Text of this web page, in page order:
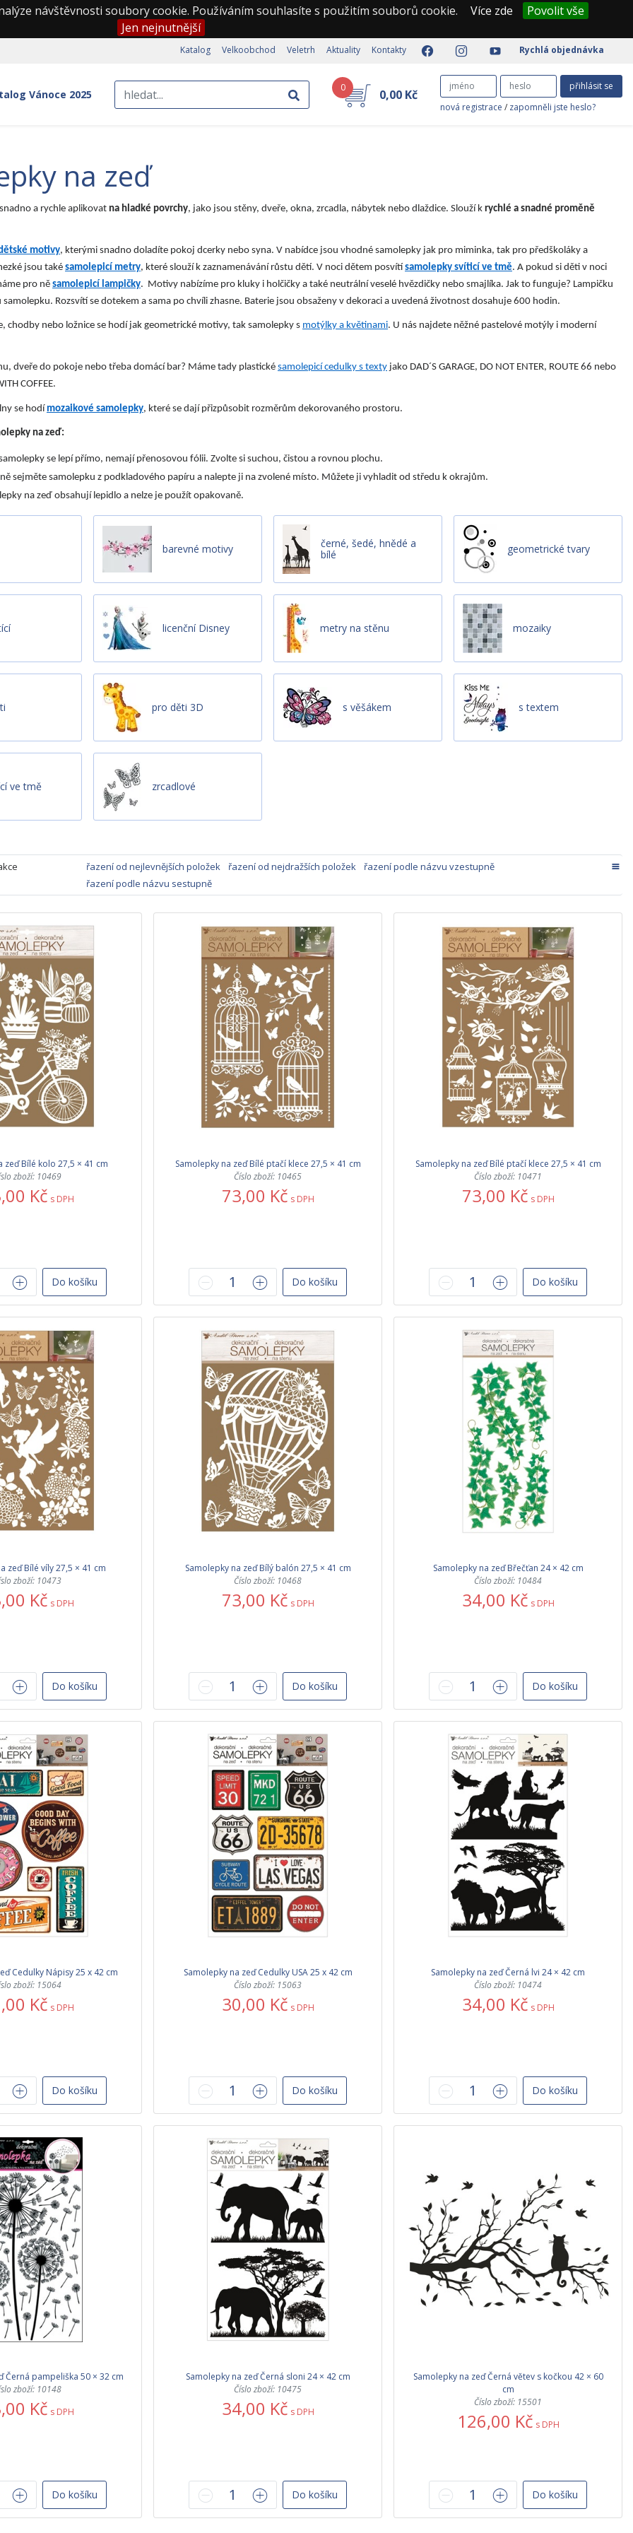
návštěvnosti soubory cookie. Používáním souhlasíte s použitím souborů cookie. Více zde
Povolit vše
Jen nejnutnější
Katalog Velkoobchod Veletrh Aktuality Kontakty Rychlá objednávka
Vánoce 2025
0 0,00 Kč
přihlásit se
nová registrace / zapomněli jste heslo?
na zeď
a rychle aplikovat na hladké povrchy, jako jsou stěny, dveře, okna, zrcadla, nábytek nebo dlaždice. Slouží k rychlé a snadné proměně
motivy, kterými snadno doladíte pokoj dcerky nebo syna. V nabídce jsou vhodné samolepky jak pro miminka, tak pro předškoláky a
jsou také samolepicí metry, které slouží k zaznamenávání růstu dětí. V noci dětem posvítísamolepky svíticí ve tmě. A pokud si děti v noci
pro ně samolepicí lampičky. Motivy nabízíme pro kluky i holčičky a také neutrální veselé hvězdičky nebo smajlíka. Jak to funguje? Lampičku
Rozsvítí se dotekem a sama po chvíli zhasne. Baterie jsou obsaženy v dekoraci a uvedená životnost dosahuje 600 hodin.
chodby nebo ložnice se hodí jak geometrické motivy, tak samolepky s motýlky a květinami. U nás najdete něžné pastelové motýly i moderní
dveře do pokoje nebo třeba domácí bar? Máme tady plastické samolepicí cedulky s texty jako DAD´S GARAGE, DO NOT ENTER, ROUTE 66 nebo
COFFEE.
se hodí mozaikové samolepky, které se dají přizpůsobit rozměrům dekorovaného prostoru.
na zeď:
se lepí přímo, nemají přenosovou fólii. Zvolte si suchou, čistou a rovnou plochu.
sejměte samolepku z podkladového papíru a nalepte ji na zvolené místo. Můžete ji vyhladit od středu k okrajům.
na zeď obsahují lepidlo a nelze je použít opakovaně.
barevné motivy
černé, šedé, hnědé a
bílé
geometrické tvary
licenční Disney metry na stěnu mozaiky
pro děti 3D s věšákem s textem
ve tmě zrcadlové
řazení od nejlevnějších položek řazení od nejdražších položek
řazení podle názvu vzestupně
řazení podle názvu sestupně
zeď Bílé kolo 27,5 × 41 cm
zboží: 10469
Kč s DPH
Do košíku
Samolepky na zeď Bílé ptačí klece 27,5 × 41 cm
Číslo zboží: 10465
73,00 Kč s DPH
Do košíku
Samolepky na zeď Bílé ptačí klece 27,5 × 41 cm
Číslo zboží: 10471
73,00 Kč s DPH
Do košíku
zeď Bílé víly 27,5 × 41 cm
zboží: 10473
Kč s DPH
Do košíku
Samolepky na zeď Bílý balón 27,5 × 41 cm
Číslo zboží: 10468
73,00 Kč s DPH
Do košíku
Samolepky na zeď Břečťan 24 × 42 cm
Číslo zboží: 10484
34,00 Kč s DPH
Do košíku
Cedulky Nápisy 25 x 42 cm
zboží: 15064
Kč s DPH
Do košíku
Samolepky na zeď Cedulky USA 25 x 42 cm
Číslo zboží: 15063
30,00 Kč s DPH
Do košíku
Samolepky na zeď Černá lvi 24 × 42 cm
Číslo zboží: 10474
34,00 Kč s DPH
Do košíku
Černá pampeliška 50 × 32 cm
zboží: 10148
Kč s DPH
Do košíku
Samolepky na zeď Černá sloni 24 × 42 cm
Číslo zboží: 10475
34,00 Kč s DPH
Do košíku
Samolepky na zeď Černá větev s kočkou 42 × 60
cm
Číslo zboží: 15501
126,00 Kč s DPH
Do košíku